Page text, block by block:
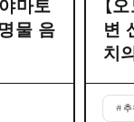
마토
물 음
【
변
치
#